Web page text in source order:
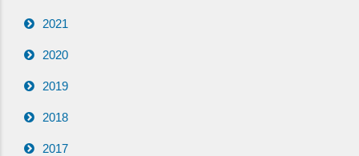
2021
2020
2019
2018
2017